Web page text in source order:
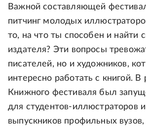
Важной составляющей
питчинг молодых
то, на что ты способен и найти
издателя? Эти вопросы
писателей, но и художников,
интересно работать с книгой. В
Книжного фестиваля был
для студентов-иллюстраторов
выпускников профильных вузов,